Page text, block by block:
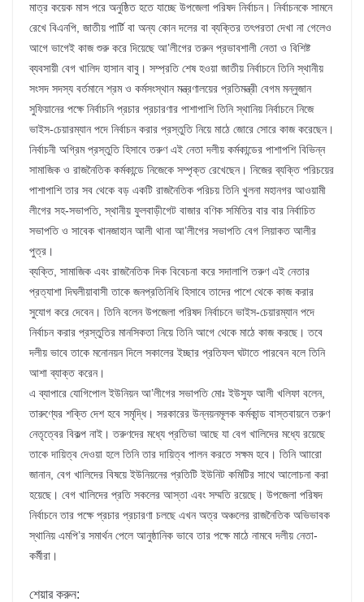
মাত্র কয়েক মাস পরে অনুষ্ঠিত হতে যাচ্ছে উপজেলা পরিষদ নির্বাচন। নির্বাচনকে সামনে
রেখে বিএনপি, জাতীয় পার্টি বা অন্য কোন দলের বা ব্যক্তির তৎপরতা দেখা না গেলেও
আগে ভাগেই কাজ শুরু করে দিয়েছে আ’লীগের তরুন প্রভাবশালী নেতা ও বিশিষ্ট
ব্যবসায়ী বেগ খালিদ হাসান বাবু। সম্প্রতি শেষ হওয়া জাতীয় নির্বাচনে তিনি স্থানীয়
সংসদ সদস্য বর্তমানে শ্রম ও কর্মসংস্থান মন্ত্রণালয়ের প্রতিমন্ত্রী বেগম মন্নুজান
সুফিয়ানের পক্ষে নির্বাচনি প্রচার প্রচারণার পাশাপাশি তিনি স্থানিয় নির্বাচনে নিজে
ভাইস-চেয়ারম্যান পদে নির্বাচন করার প্রস্তুতি নিয়ে মাঠে জোরে সোরে কাজ করেছেন।
নির্বাচনী অগ্রিম প্রস্তুতি হিসাবে তরুণ এই নেতা দলীয় কর্মকান্ডের পাশাপশি বিভিন্ন
সামাজিক ও রাজনৈতিক কর্মকান্ডে নিজেকে সম্পৃক্ত রেখেছেন। নিজের ব্যক্তি পরিচয়ের
পাশাপাশি তার সব থেকে বড় একটি রাজনৈতিক পরিচয় তিনি খুলনা মহানগর আওয়ামী
লীগের সহ-সভাপতি, স্থানীয় ফুলবাড়ীগেট বাজার বণিক সমিতির বার বার নির্বাচিত
সভাপতি ও সাবেক খানজাহান আলী থানা আ’লীগের সভাপতি বেগ লিয়াকত আলীর
পুত্র।
ব্যক্তি, সামাজিক এবং রাজনৈতিক দিক বিবেচনা করে সদালাপি তরুণ এই নেতার
প্রত্যাশা দিঘলীয়াবাসী তাকে জনপ্রতিনিধি হিসাবে তাদের পাশে থেকে কাজ করার
সুযোগ করে দেবেন। তিনি বলেন উপজেলা পরিষদ নির্বাচনে ভাইস-চেয়ারম্যান পদে
নির্বাচন করার প্রস্তুতির মানসিকতা নিয়ে তিনি আগে থেকে মাঠে কাজ করছে। তবে
দলীয় ভাবে তাকে মনোনয়ন দিলে সকালের ইচ্ছার প্রতিফল ঘটাতে পারবেন বলে তিনি
আশা ব্যাক্ত করেন।
এ ব্যাপারে যোগিপোল ইউনিয়ন আ’লীগের সভাপতি মোঃ ইউসুফ আলী খলিফা বলেন,
তারুণ্যের শক্তি দেশ হবে সমৃদ্ধি। সরকারের উন্নয়নমূলক কর্মকান্ড বাস্তবায়নে তরুণ
নেতৃত্বের বিকল্প নাই। তরুণদের মধ্যে প্রতিভা আছে যা বেগ খালিদের মধ্যে রয়েছে
তাকে দায়িত্ব দেওয়া হলে তিনি তার দায়িত্ব পালন করতে সক্ষম হবে। তিনি আারো
জানান, বেগ খালিদের বিষয়ে ইউনিয়নের প্রতিটি ইউনিট কমিটির সাথে আলোচনা করা
হয়েছে। বেগ খালিদের প্রতি সকলের আস্তা এবং সম্মতি রয়েছে। উপজেলা পরিষদ
নির্বাচনে তার পক্ষে প্রচার প্রচারণা চলছে এখন অত্র অঞ্চলের রাজনৈতিক অভিভাবক
স্থানিয় এমপি’র সমার্থন পেলে আনুষ্ঠানিক ভাবে তার পক্ষে মাঠে নামবে দলীয় নেতা-
কর্মীরা।
শেয়ার করুন: